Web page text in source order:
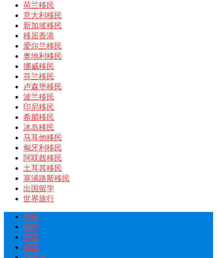
荷兰移民
意大利移民
新加坡移民
移居香港
爱尔兰移民
奥地利移民
挪威移民
芬兰移民
卢森堡移民
波兰移民
印尼移民
希腊移民
冰岛移民
马耳他移民
匈牙利移民
阿联酋移民
土耳其移民
塞浦路斯移民
出国留学
世界旅行
移民
美国
英国
德国